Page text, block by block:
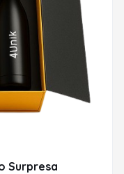
Surpresa